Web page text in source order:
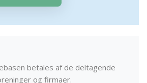
betales af de deltagende
og firmaer.